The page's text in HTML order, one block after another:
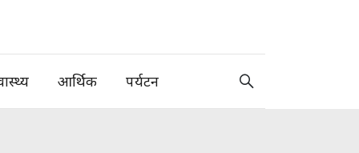
आर्थिक पर्यटन